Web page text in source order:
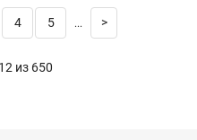
4 5 ...
из 650